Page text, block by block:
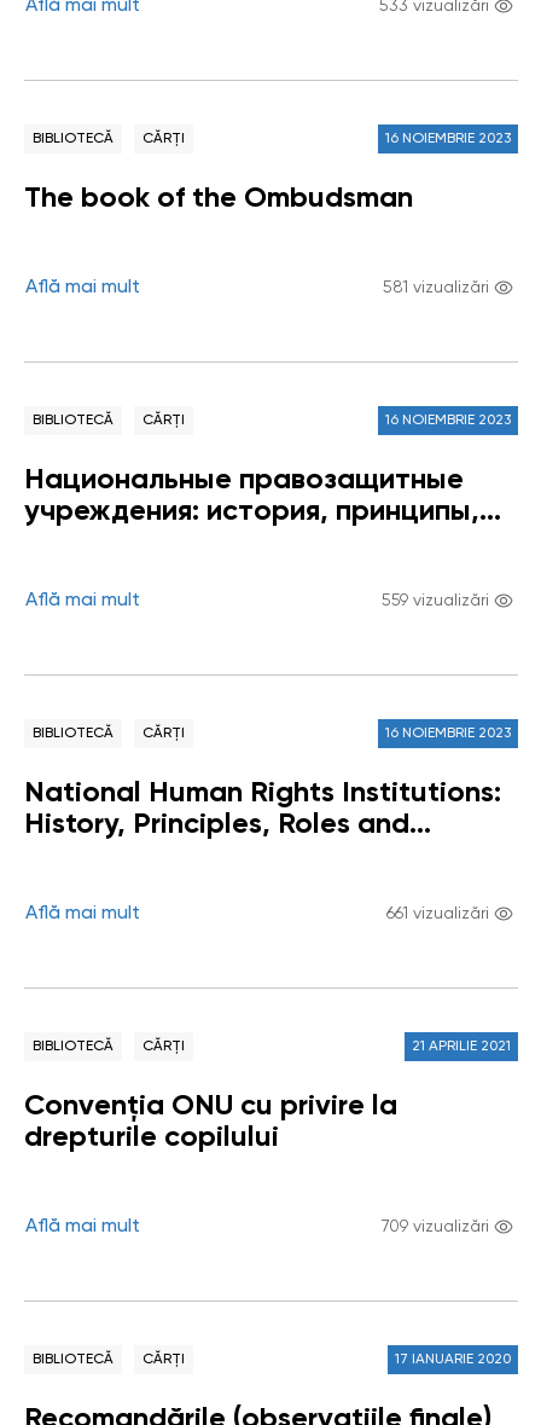
Află mai mult 533 vizualizări
BIBLIOTECĂ CĂRȚI 16 NOIEMBRIE 2023
The book of the Ombudsman
Află mai mult 581 vizualizări
BIBLIOTECĂ CĂRȚI 16 NOIEMBRIE 2023
Национальные правозащитные
учреждения: история, принципы,
Află mai mult 559 vizualizări
BIBLIOTECĂ CĂRȚI 16 NOIEMBRIE 2023
National Human Rights Institutions:
History, Principles, Roles and
Află mai mult 661 vizualizări
BIBLIOTECĂ CĂRȚI 21 APRILIE 2021
Convenția ONU cu privire la
drepturile copilului
Află mai mult 709 vizualizări
BIBLIOTECĂ CĂRȚI 17 IANUARIE 2020
Recomandările (observațiile finale)